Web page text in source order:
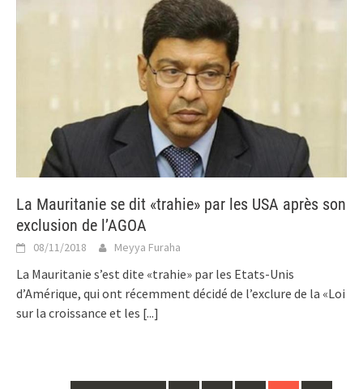
La Mauritanie se dit «trahie» par les USA après son
exclusion de l’AGOA
08/11/2018 Meyya Furaha
La Mauritanie s’est dite «trahie» par les Etats-Unis
d’Amérique, qui ont récemment décidé de l’exclure de la «Loi
sur la croissance et les [...]